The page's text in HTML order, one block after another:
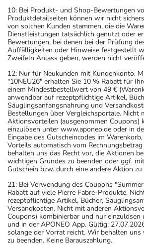
10: Bei Produkt- und Shop-Bewertungen
Produktdetailseiten können wir nicht
von solchen Kunden stammen, die die
Dienstleistungen tatsächlich genutzt oder
Bewertungen, bei denen bei der Prüfung
Auffälligkeiten oder Hinweise festgestellt
Zweifeln Anlass geben, werden nicht
12: Nur für Neukunden mit Kundenkonto.
"10NEU26" erhalten Sie 10 % Rabatt für
einem Mindestbestellwert von 49 €
anwendbar auf rezeptpflichtige Artikel,
Säuglingsanfangsnahrung und
Bestellungen über Vergleichsportale. Nicht
Aktionsvorteilen (ausgenommen Coupons)
einzulösen unter www.aponeo.de oder in
Eingabe des Gutscheincodes im
Vorteils automatisch vom
behalten uns das Recht vor, die Aktionen
wichtigen Grundes zu beenden oder ggf.
Gutschein bzw. durch eine andere Aktion zu
21: Bei Verwendung des Coupons
Rabatt auf viele Pierre Fabre-Produkte.
rezeptpflichtige Artikel, Bücher,
Versandkosten. Nicht mit anderen
Coupons) kombinierbar und nur
und in der APONEO App. Gültig:
solange der Vorrat reicht. Wir behalten
zu beenden. Keine Barauszahlung.